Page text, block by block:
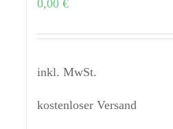
0,00 €
inkl. MwSt.
kostenloser Versand